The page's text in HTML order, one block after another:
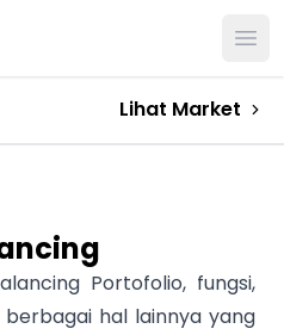
Lihat Market
Portofolio, fungsi,
hal lainnya yang